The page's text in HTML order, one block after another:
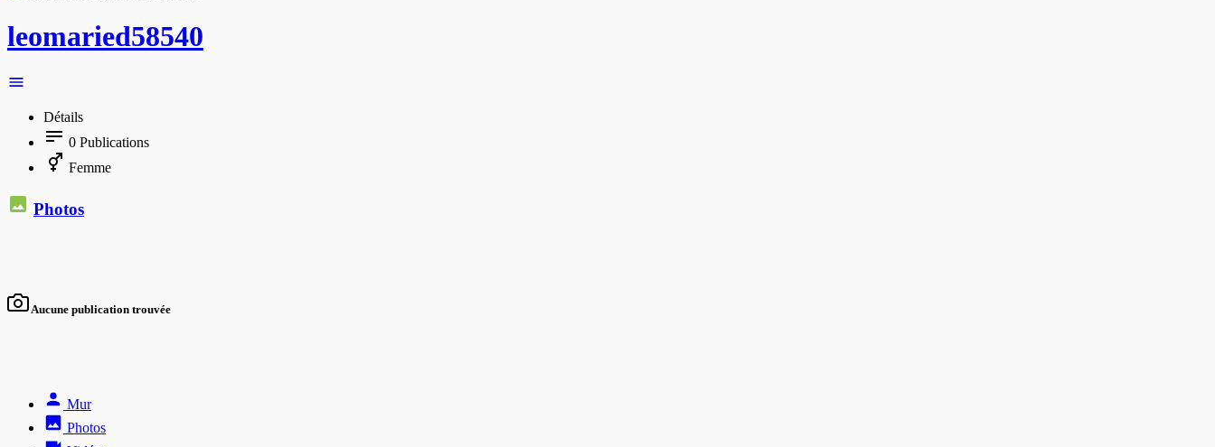
leomaried58540
Détails
0 Publications
Femme
Photos
Aucune publication trouvée
Mur
Photos